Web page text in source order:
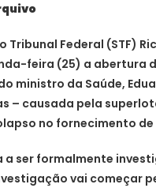
Tribunal Federal (STF)
feira (25) a abertura
ministro da Saúde,
– causada pela
no fornecimento
a ser formalmente
vai começar